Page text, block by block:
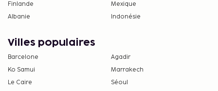
Finlande
Mexique
Albanie
Indonésie
Villes populaires
Barcelone
Agadir
Ko Samui
Marrakech
Le Caire
Séoul